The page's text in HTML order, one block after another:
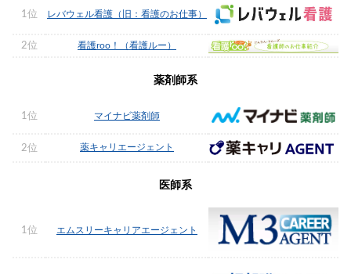
1位 レバウェル看護（旧：看護のお仕事）
2位 看護roo！（看護ルー）
薬剤師系
1位 マイナビ薬剤師
2位 薬キャリエージェント
医師系
1位 エムスリーキャリアエージェント